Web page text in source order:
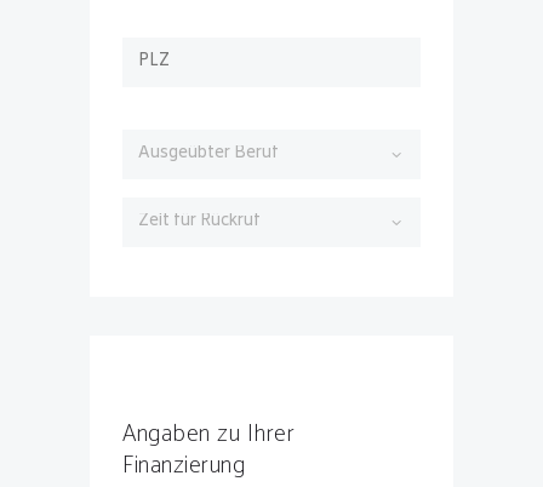
Angaben zu Ihrer
Finanzierung